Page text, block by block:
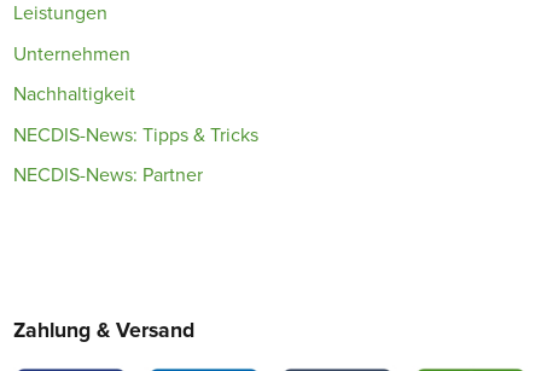
Leistungen
Unternehmen
Nachhaltigkeit
NECDIS-News: Tipps & Tricks
NECDIS-News: Partner
Zahlung & Versand